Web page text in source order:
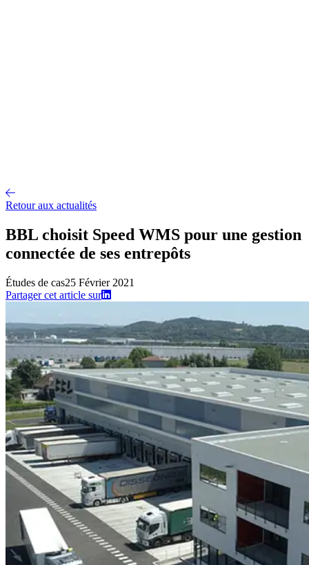
Retour aux actualités
BBL choisit Speed WMS pour une gestion
connectée de ses entrepôts
Études de cas25 Février 2021
Partager cet article sur